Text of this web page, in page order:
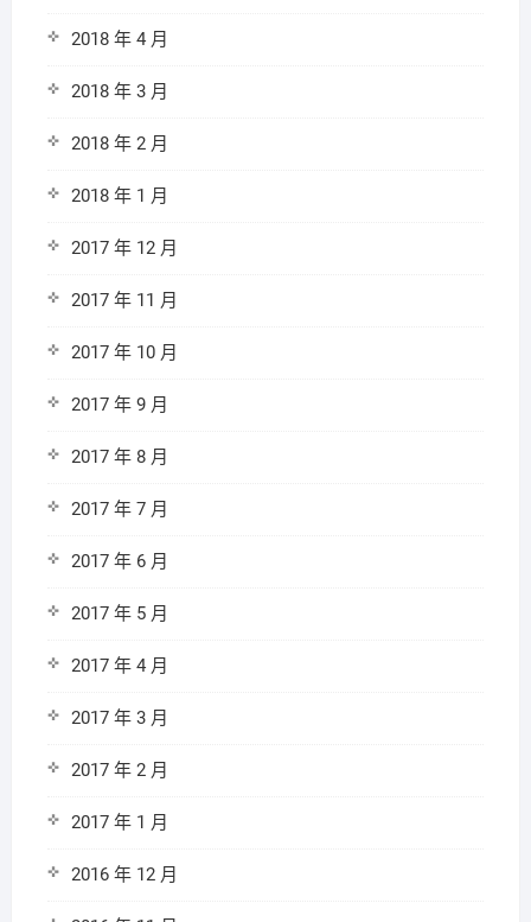
2018 年 4 月
2018 年 3 月
2018 年 2 月
2018 年 1 月
2017 年 12 月
2017 年 11 月
2017 年 10 月
2017 年 9 月
2017 年 8 月
2017 年 7 月
2017 年 6 月
2017 年 5 月
2017 年 4 月
2017 年 3 月
2017 年 2 月
2017 年 1 月
2016 年 12 月